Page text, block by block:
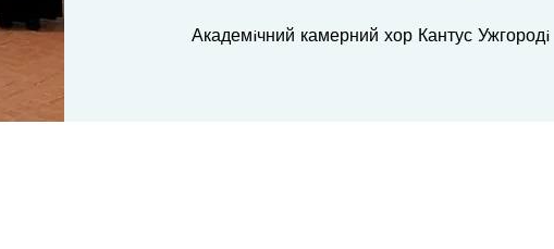
Академiчний камерний хор Кантус Ужгородi